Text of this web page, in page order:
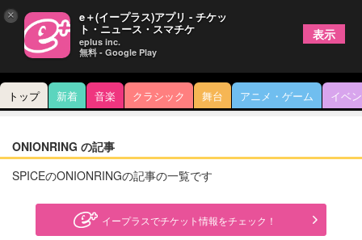
トップ 新着 音楽 クラシック 舞台 アニメ・ゲーム イベ
ONIONRING の記事
SPICEのONIONRINGの記事の一覧です
イープラスでチケット情報をチェック！
× e＋(イープラス)アプリ - チケッ
ト・ニュース・スマチケ
eplus inc.
無料 - Google Play
表示